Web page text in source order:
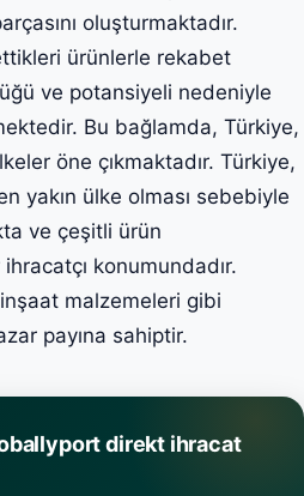
oluşturmaktadır.
ürünlerle rekabet
ve potansiyeli nedeniyle
Bu bağlamda, Türkiye,
öne çıkmaktadır. Türkiye,
yakın ülke olması sebebiyle
ve çeşitli ürün
konumundadır.
malzemeleri gibi
payına sahiptir.
direkt ihracat